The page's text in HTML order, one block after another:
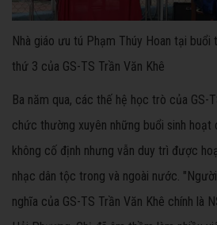
Nhà giáo ưu tú Phạm Thúy Hoan tại buổi
thứ 3 của GS-TS Trần Văn Khê
Ba năm qua, các thế hệ học trò của GS-
chức thường xuyên những buổi sinh hoạt
không cố định nhưng vẫn duy trì được
nhạc dân tộc trong và ngoài nước.
nghĩa của GS-TS Trần Văn Khê chính là